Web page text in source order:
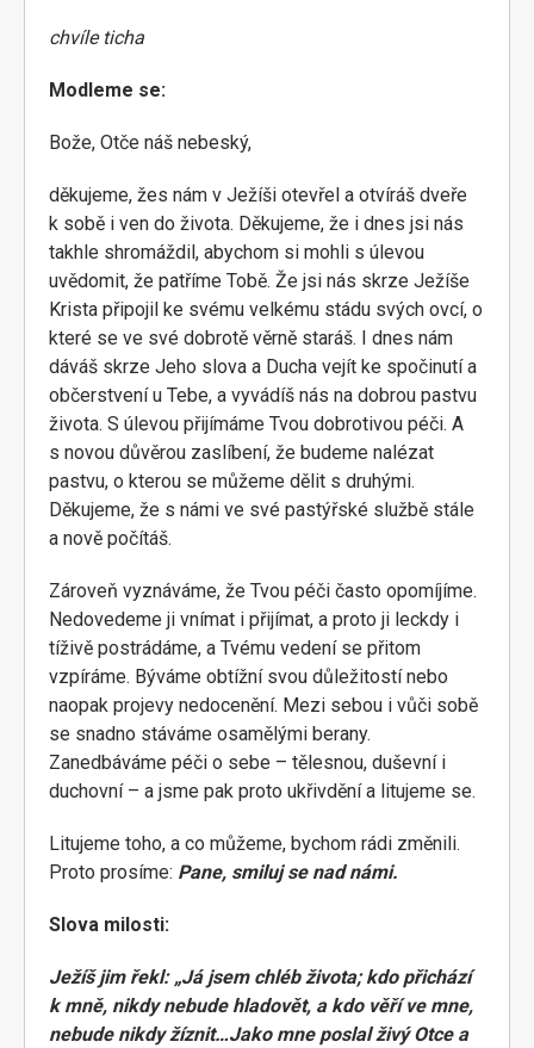
chvíle ticha
Modleme se:
Bože, Otče náš nebeský,
děkujeme, žes nám v Ježíši otevřel a otvíráš dveře
k sobě i ven do života. Děkujeme, že i dnes jsi nás
takhle shromáždil, abychom si mohli s úlevou
uvědomit, že patříme Tobě. Že jsi nás skrze Ježíše
Krista připojil ke svému velkému stádu svých ovcí, o
které se ve své dobrotě věrně staráš. I dnes nám
dáváš skrze Jeho slova a Ducha vejít ke spočinutí a
občerstvení u Tebe, a vyvádíš nás na dobrou pastvu
života. S úlevou přijímáme Tvou dobrotivou péči. A
s novou důvěrou zaslíbení, že budeme nalézat
pastvu, o kterou se můžeme dělit s druhými.
Děkujeme, že s námi ve své pastýřské službě stále
a nově počítáš.
Zároveň vyznáváme, že Tvou péči často opomíjíme.
Nedovedeme ji vnímat i přijímat, a proto ji leckdy i
tíživě postrádáme, a Tvému vedení se přitom
vzpíráme. Býváme obtížní svou důležitostí nebo
naopak projevy nedocenění. Mezi sebou i vůči sobě
se snadno stáváme osamělými berany.
Zanedbáváme péči o sebe – tělesnou, duševní i
duchovní – a jsme pak proto ukřivdění a litujeme se.
Litujeme toho, a co můžeme, bychom rádi změnili.
Proto prosíme: Pane, smiluj se nad námi.
Slova milosti:
Ježíš jim řekl: „Já jsem chléb života; kdo přichází
k mně, nikdy nebude hladovět, a kdo věří ve mne,
nebude nikdy žíznit…Jako mne poslal živý Otce a